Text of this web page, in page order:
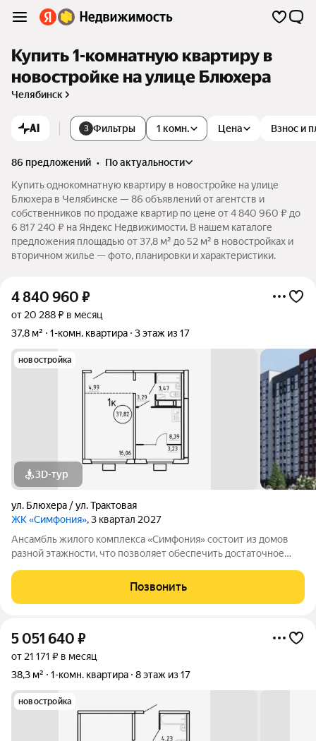
Купить 1-комнатную квартиру в
новостройке на улице Блюхера
Челябинск
AI 3 Фильтры Цена Взнос и
1 комн.
86 предложений •
по актуальности
Купить однокомнатную квартиру в новостройке на улице
Блюхера в Челябинске — 86 объявлений от агентств и
собственников по продаже квартир по цене от 4 840 960 ₽ до
6 817 240 ₽ на Яндекс Недвижимости. В нашем каталоге
предложения площадью от 37,8 м² до 52 м² в новостройках и
вторичном жилье — фото, планировки и характеристики.
4 840 960 ₽
от 20 288 ₽ в месяц
37,8 м²
1-комн. квартира 3 этаж из 17
новостройка
3D-тур
ул. Блюхера / ул. Трактовая
ЖК «Симфония», 3 квартал 2027
Ансамбль жилого комплекса «Симфония» состоит из домов
разной этажности, что позволяет обеспечить достаточное
времени и предлагаем квартиры с уже готовой базовой
отделкой. Заезжайте и живите! ЖК
Позвонить
5 051 640 ₽
от 21 171 ₽ в месяц
38,3 м²
1-комн. квартира 8 этаж из 17
новостройка